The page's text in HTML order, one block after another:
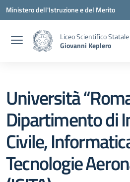
Vai ai contenuti
Vai al menu di navigazione
Vai al footer
Ministero dell'Istruzione e del Merito
Liceo Scientifico Statale
Giovanni Keplero
Università
Dipartimento di
Civile,
Tecnologie